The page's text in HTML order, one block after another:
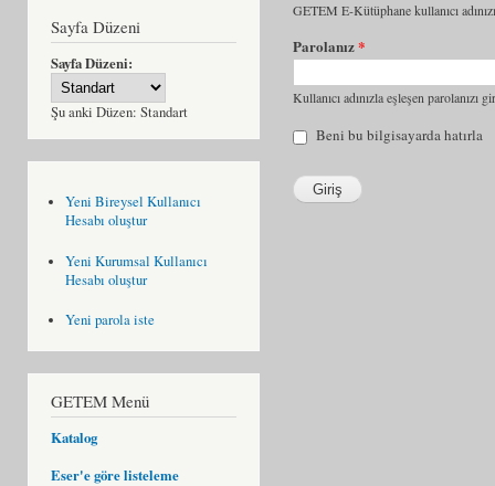
Sayfa Düzeni
Sayfa Düzeni:
Şu anki Düzen: Standart
Yeni Bireysel Kullanıcı
Hesabı oluştur
Yeni Kurumsal Kullanıcı
Hesabı oluştur
Yeni parola iste
GETEM Menü
Katalog
Eser'e göre listeleme
GETEM E-Kütüphane kullanıcı
Parolanız*
Kullanıcı adınızla eşleşen parolanızı
Beni bu bilgisayarda hatırla